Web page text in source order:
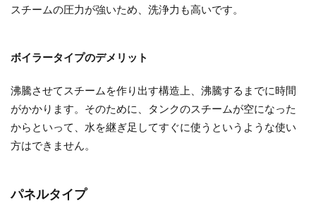
スチームの圧力が強いため、洗浄力も高いです。
ボイラータイプのデメリット
沸騰させてスチームを作り出す構造上、沸騰するまでに時間
がかかります。そのために、タンクのスチームが空になった
からといって、水を継ぎ足してすぐに使うというような使い
方はできません。
パネルタイプ